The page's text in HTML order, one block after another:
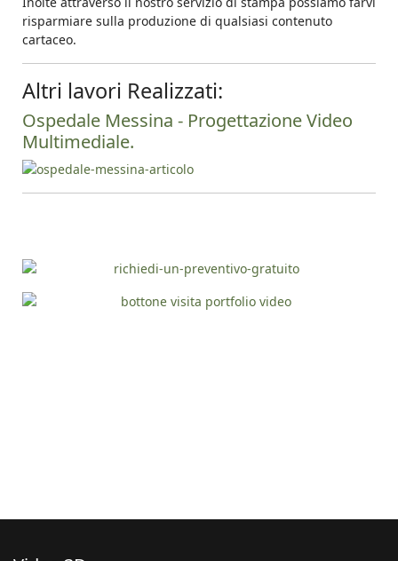
risparmiare sulla produzione di qualsiasi contenuto
cartaceo.
Altri lavori Realizzati:
Ospedale Messina - Progettazione Video
Multimediale.